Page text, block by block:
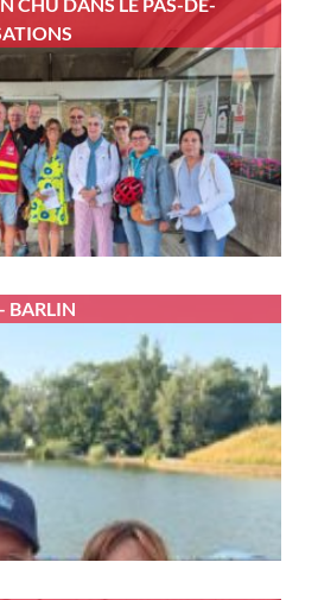
CHU DANS LE PAS-DE-
BARLIN